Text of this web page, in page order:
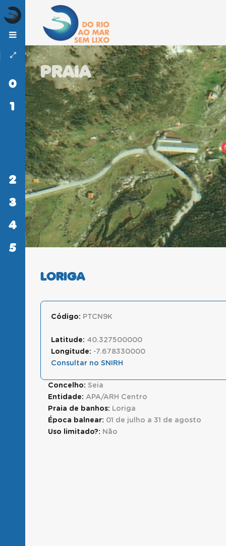
0 INÍCIO
1
DO
RIO
AO
MAR
SEM
LIXO
2 ATIVIDADES
3 MONITORIZAÇÃO
4 LITERACIA
5
SABER
PRAIA
LORIGA
Código: PTCN9K
Latitude: 40.327500000
Longitude: -7.678330000
Consultar no SNIRH
Concelho: Seia
Entidade: APA/ARH Centro
Praia de banhos: Loriga
Época balnear: 01 de julho a 31 de agosto
Uso limitado?: Não